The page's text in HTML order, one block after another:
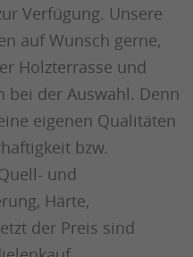
Verfügung. Unsere
auf Wunsch gerne,
Holzterrasse und
bei der Auswahl. Denn
eigenen Qualitäten
bzw.
und
Härte,
der Preis sind